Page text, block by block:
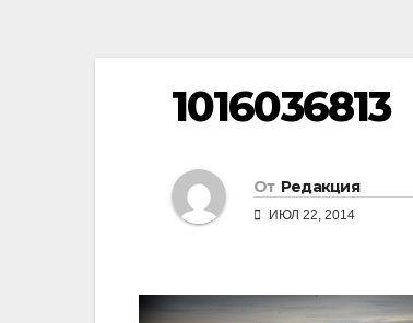
1016036813
От Редакция
ИЮЛ 22, 2014